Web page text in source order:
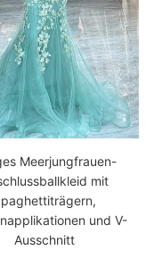
Meerjungfrauen-
mit
und V-
Ausschnitt